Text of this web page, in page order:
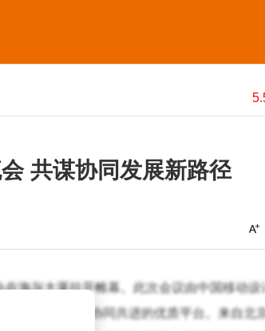
共谋协同发展新路径
海兴大厦拉开帷幕。此次会议由中国移动设
构经验互通、协同共进的优质平台。来自北